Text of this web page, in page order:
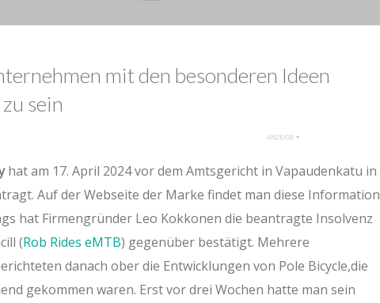
mit den besonderen Ideen
sein
hat am 17. April 2024 vor dem Amtsgericht in Vapaudenkatu in
Auf der Webseite der Marke findet man diese Information
hat Firmengründer Leo Kokkonen die beantragte Insolvenz
(Rob Rides eMTB) gegenüber bestätigt. Mehrere
danach ober die Entwicklungen von Pole Bicycle,die
gekommen waren. Erst vor drei Wochen hatte man sein